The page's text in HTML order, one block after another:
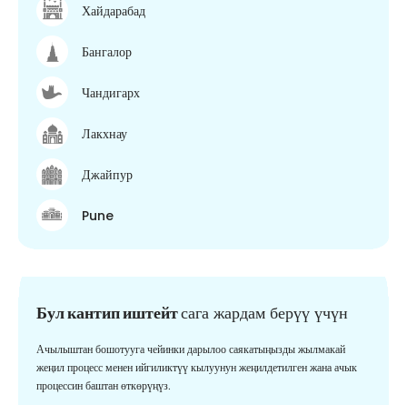
Хайдарабад
Бангалор
Чандигарх
Лакхнау
Джайпур
Pune
Бул кантип иштейтсага жардам берүү үчүн
Ачылыштан бошотууга чейинки дарылоо саякатыңызды жылмакай
жеңил процесс менен ийгиликтүү кылуунун жеңилдетилген жана ачык
процессин баштан өткөрүңүз.